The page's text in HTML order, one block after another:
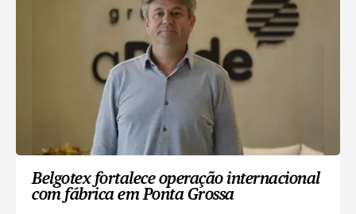
Belgotex fortalece operação internacional
com fábrica em Ponta Grossa